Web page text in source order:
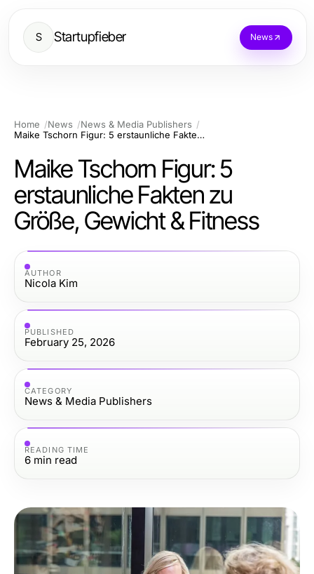
S Startupfieber News
Home News
News & Media Publishers
Maike Tschorn Figur: 5 erstaunliche Fakten zu Größe, Gewicht & Fitness
Maike Tschorn Figur: 5
erstaunliche Fakten zu
Größe, Gewicht & Fitness
AUTHOR
Nicola Kim
PUBLISHED
February 25, 2026
CATEGORY
News & Media Publishers
READING TIME
6 min read